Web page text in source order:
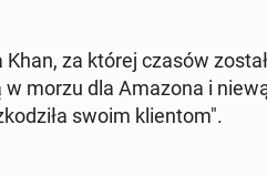
za której czasów
morzu dla Amazona i
swoim klien­tom".